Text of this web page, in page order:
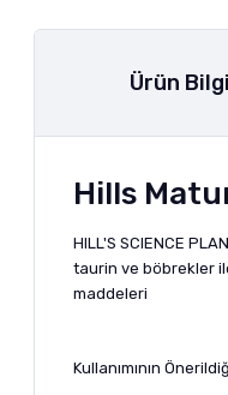
Ürün
Hills
HILL'S SCIENCE
taurin ve böbrekler
maddeleri
Kullanımının